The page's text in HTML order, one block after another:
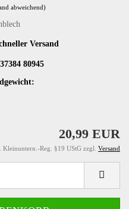
abweichend)
Versand
80945
20,99 EUR
Kleinuntern.-Reg. §19 UStG zzgl. Versand